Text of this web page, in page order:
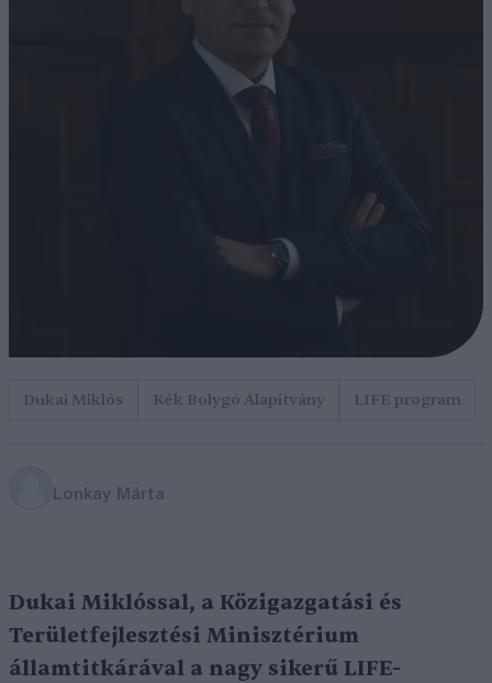
Dukai Miklós Kék Bolygó Alapítvány LIFE program
Lonkay Márta
Dukai Miklóssal, a Közigazgatási és
Területfejlesztési Minisztérium
államtitkárával a nagy sikerű LIFE-